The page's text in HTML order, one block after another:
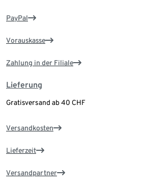
PayPal
Vorauskasse
Zahlung in der Filiale
Lieferung
Gratisversand ab 40 CHF
Versandkosten
Lieferzeit
Versandpartner